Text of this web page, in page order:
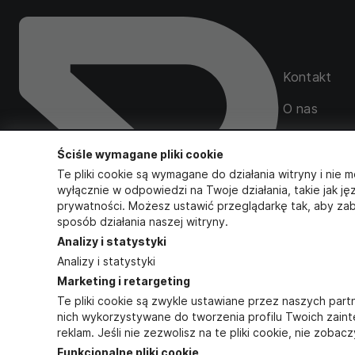
Kontakt
O nas
/
Ściśle wymagane pliki cookie
Te pliki cookie są wymagane do działania witryny i nie
wyłącznie w odpowiedzi na Twoje działania, takie jak
prywatności. Możesz ustawić przeglądarkę tak, aby
sposób działania naszej witryny.
Analizy i statystyki
Analizy i statystyki
Marketing i retargeting
Te pliki cookie są zwykle ustawiane przez naszych
nich wykorzystywane do tworzenia profilu Twoich
reklam. Jeśli nie zezwolisz na te pliki cookie, nie
Funkcjonalne pliki cookie